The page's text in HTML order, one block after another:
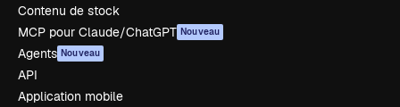
Contenu de stock
MCP pour Claude/ChatGPT Nouveau
Agents Nouveau
API
Application mobile